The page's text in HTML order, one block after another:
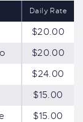
Daily Rate
$20.00
$20.00
$24.00
$15.00
$15.00